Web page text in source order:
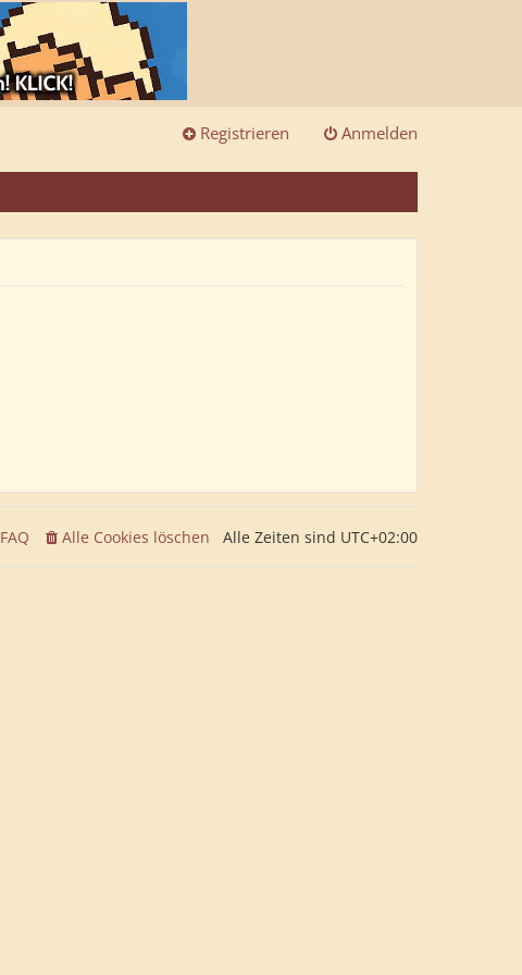
Anmelden
Registrieren
Alle Zeiten sind UTC+02:00
Alle Cookies löschen
FAQ